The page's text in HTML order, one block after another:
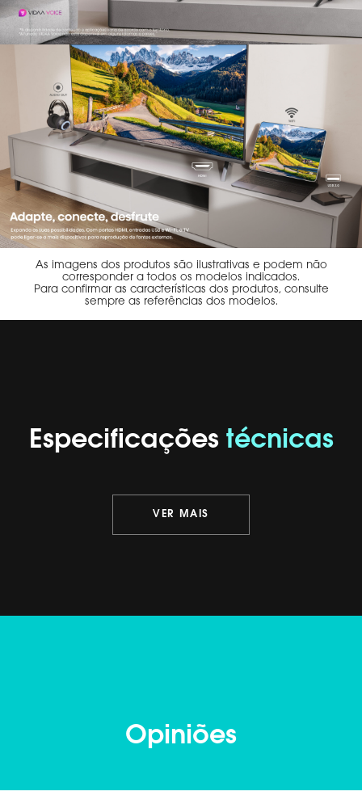
As imagens dos produtos são ilustrativas e podem não
corresponder a todos os modelos indicados.
Para confirmar as características dos produtos, consulte
sempre as referências dos modelos.
Especificações técnicas
VER MAIS
Opiniões